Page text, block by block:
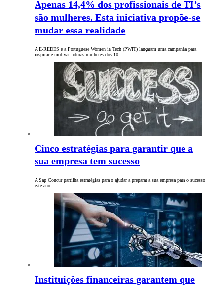
Apenas 14,4% dos profissionais de TI’s
são mulheres. Esta iniciativa propõe-se
mudar essa realidade
A E-REDES e a Portuguese Women in Tech (PWIT) lançaram uma campanha para
inspirar e motivar futuras mulheres dos 10…
Cinco estratégias para garantir que a
sua empresa tem sucesso
A Sap Concur partilha estratégias para o ajudar a preparar a sua empresa para o sucesso
este ano.
Instituições financeiras garantem que